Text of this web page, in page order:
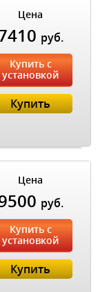
Цена
руб.
Купить с
установкой
Купить
Цена
руб.
Купить с
установкой
Купить